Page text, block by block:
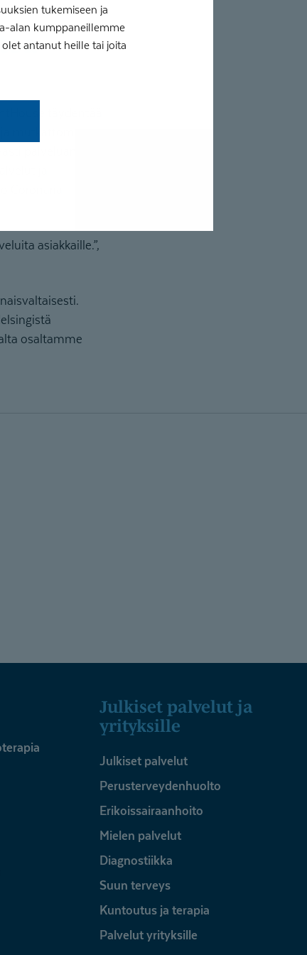
tukemiseen ja
alan kumppaneillemme
antanut heille tai joita
täydentää
ja
asiakkaille.”,
osaltamme
Julkiset palvelut ja
yrityksille
Julkiset palvelut
Perusterveydenhuolto
Erikoissairaanhoito
Mielen palvelut
Diagnostiikka
Suun terveys
Kuntoutus ja terapia
Palvelut yrityksille